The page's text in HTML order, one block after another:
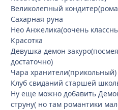
Великолепный
Сахарная руна
Нео Анжелика(оочень
Красотка
Девушка демон
достаточно)
Чара хранители(прикольный)
Клуб свиданий старшей
Ну еще можно добавить
струну( но там романтики